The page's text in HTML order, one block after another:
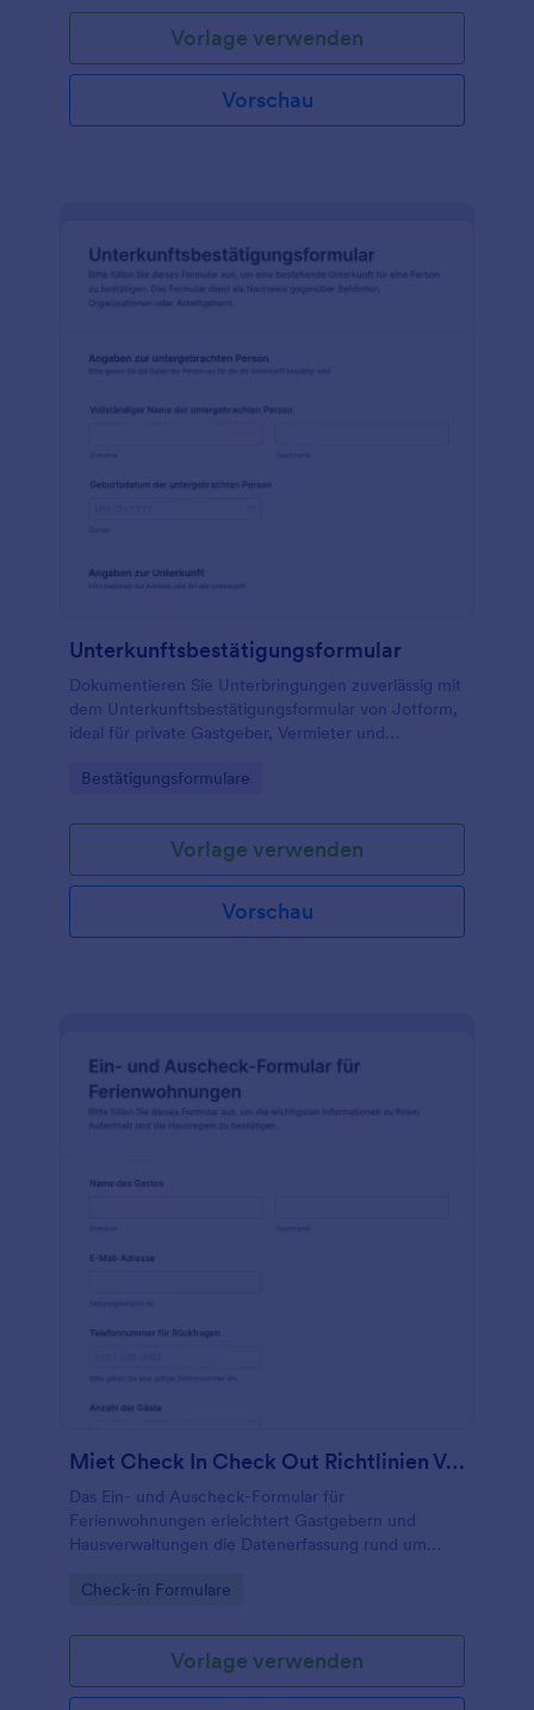
Vorlage verwenden
Vorschau
Unterkunftsbestätigungsformular
Dokumentieren Sie Unterbringungen zuverlässig mit
dem Unterkunftsbestätigungsformular von Jotform,
ideal für private Gastgeber, Vermieter und
nachvollziehbare Formular-Antworten benötigen.
Go to Category:
Bestätigungsformulare
Vorlage verwenden
Vorschau
Miet Check In Check Out Richtlinien Vereinbarungsformular
Das Ein- und Auscheck-Formular für
Ferienwohnungen erleichtert Gastgebern und
Hausverwaltungen die Datenerfassung rund um
Schlüsselübergabe und Hausregeln klar organisiert
Go to Category:
Check-in Formulare
Vorlage verwenden